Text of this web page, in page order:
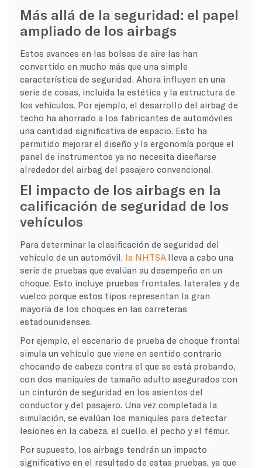
Más allá de la seguridad: el papel
ampliado de los airbags
Estos avances en las bolsas de aire las han
convertido en mucho más que una simple
característica de seguridad. Ahora influyen en una
serie de cosas, incluida la estética y la estructura de
los vehículos. Por ejemplo, el desarrollo del airbag de
techo ha ahorrado a los fabricantes de automóviles
una cantidad significativa de espacio. Esto ha
permitido mejorar el diseño y la ergonomía porque el
panel de instrumentos ya no necesita diseñarse
alrededor del airbag del pasajero convencional.
El impacto de los airbags en la
calificación de seguridad de los
vehículos
Para determinar la clasificación de seguridad del
vehículo de un automóvil, la NHTSAlleva a cabo una
serie de pruebas que evalúan su desempeño en un
choque. Esto incluye pruebas frontales, laterales y de
vuelco porque estos tipos representan la gran
mayoría de los choques en las carreteras
estadounidenses.
Por ejemplo, el escenario de prueba de choque frontal
simula un vehículo que viene en sentido contrario
chocando de cabeza contra el que se está probando,
con dos maniquíes de tamaño adulto asegurados con
un cinturón de seguridad en los asientos del
conductor y del pasajero. Una vez completada la
simulación, se evalúan los maniquíes para detectar
lesiones en la cabeza, el cuello, el pecho y el fémur.
Por supuesto, los airbags tendrán un impacto
significativo en el resultado de estas pruebas, ya que